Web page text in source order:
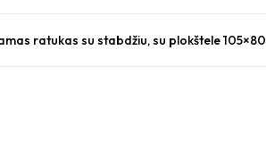
ratukas su stabdžiu, su plokštele 105×80